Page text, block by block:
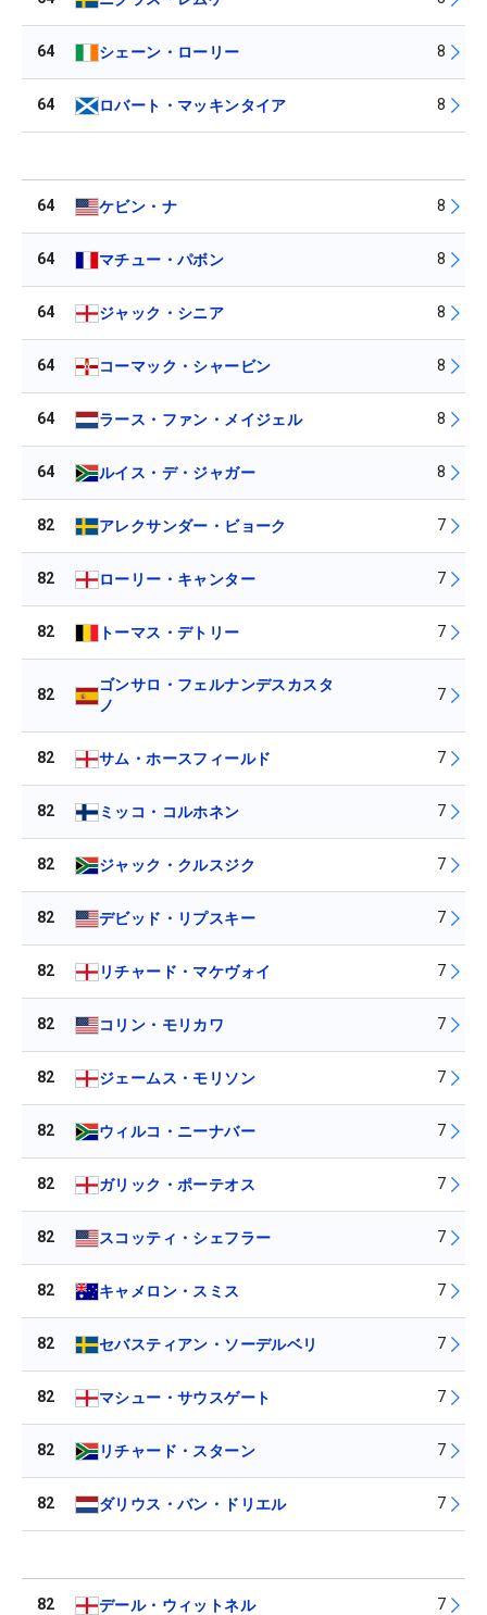
64 シェーン・ローリー 8
64 ロバート・マッキンタイア 8
64 ケビン・ナ 8
64 マチュー・パボン 8
64 ジャック・シニア 8
64 コーマック・シャービン 8
64 ラース・ファン・メイジェル 8
64 ルイス・デ・ジャガー 8
82 アレクサンダー・ビョーク 7
82 ローリー・キャンター 7
82 トーマス・デトリー 7
82
ゴンサロ・フェルナンデスカスタ
ノ
7
82 サム・ホースフィールド 7
82 ミッコ・コルホネン 7
82 ジャック・クルスジク 7
82 デビッド・リプスキー 7
82 リチャード・マケヴォイ 7
82 コリン・モリカワ 7
82 ジェームス・モリソン 7
82 ウィルコ・ニーナバー 7
82 ガリック・ポーテオス 7
82 スコッティ・シェフラー 7
82 キャメロン・スミス 7
82 セバスティアン・ソーデルベリ 7
82 マシュー・サウスゲート 7
82 リチャード・スターン 7
82 ダリウス・バン・ドリエル 7
82 デール・ウィットネル 7